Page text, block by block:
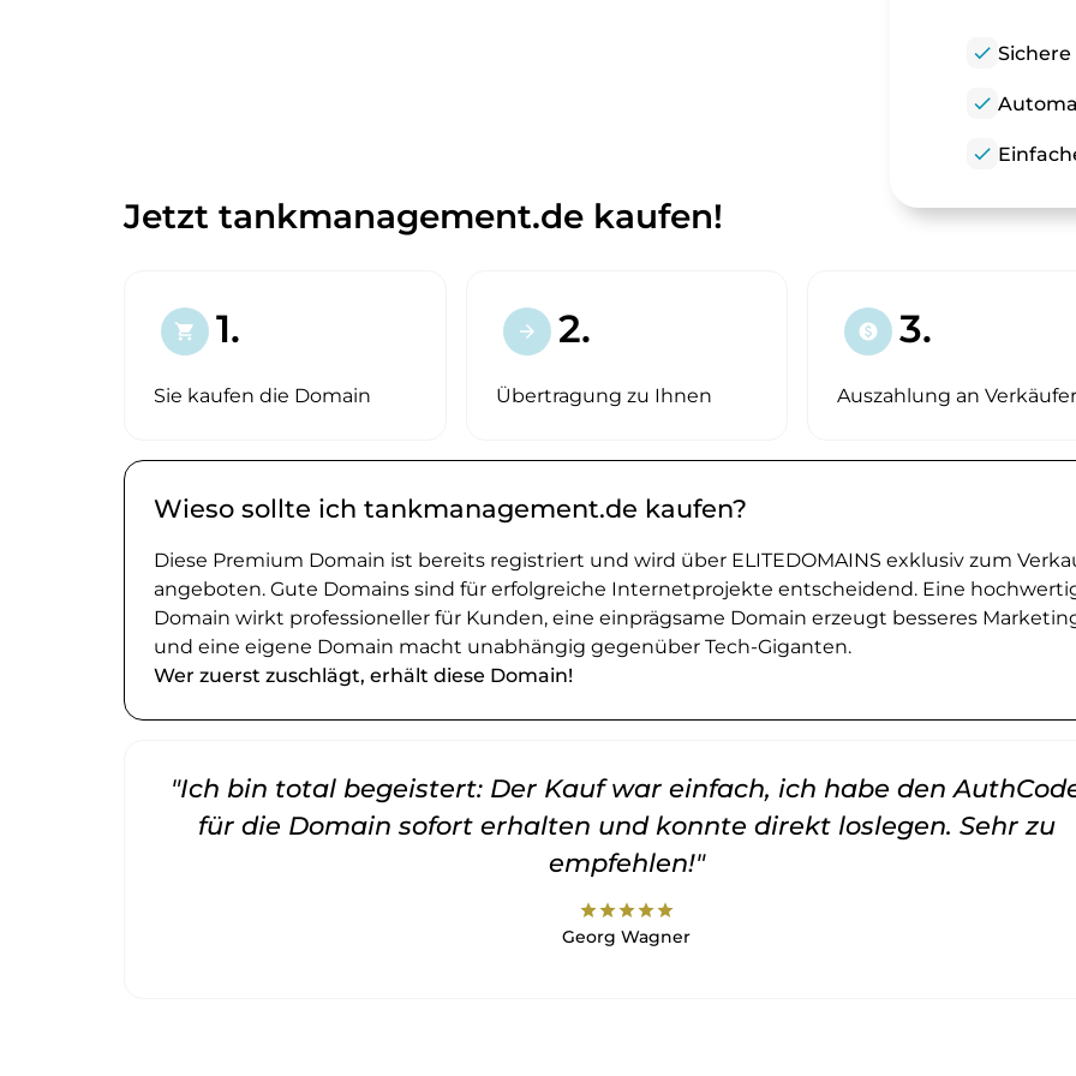
check
check
check
Jetzt tankmanagement.de kaufen!
shopping_cart 1.
Sie kaufen die Domain
arrow_forward 2.
Übertragung zu Ihnen
paid 3.
Auszahlung an Verkäufer
Wieso sollte ich tankmanagement.de kaufen?
Diese Premium Domain ist bereits registriert und wird über ELITEDOMAINS exklusiv zum
angeboten. Gute Domains sind für erfolgreiche Internetprojekte entscheidend. Eine
Domain wirkt professioneller für Kunden, eine einprägsame Domain erzeugt besseres
und eine eigene Domain macht unabhängig gegenüber Tech-Giganten.
Wer zuerst zuschlägt, erhält diese Domain!
"Ich bin total begeistert: Der Kauf war einfach, ich habe den
für die Domain sofort erhalten und konnte direkt loslegen. Sehr zu
empfehlen!"
starstarstarstarstar
Georg Wagner